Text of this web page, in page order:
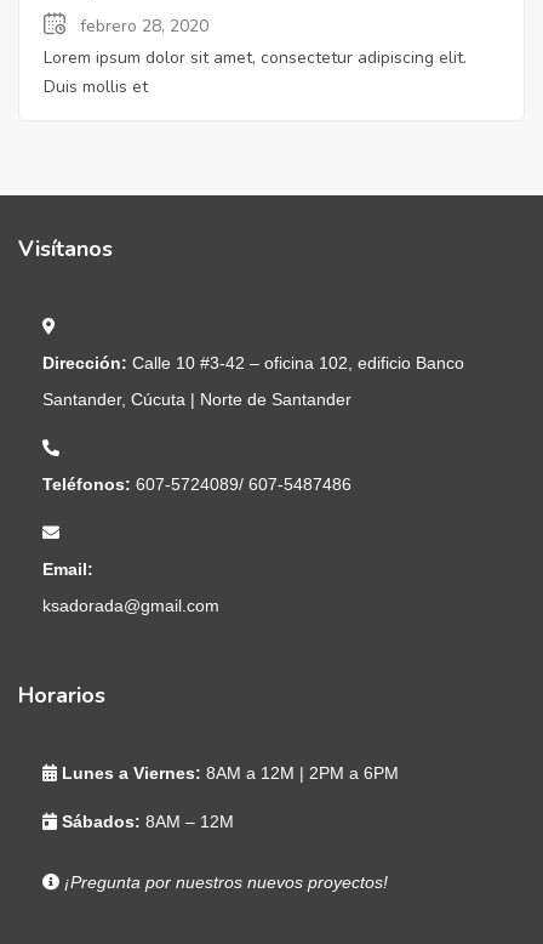
febrero 28, 2020
Lorem ipsum dolor sit amet, consectetur adipiscing elit.
Duis mollis et
Visítanos
Dirección: Calle 10 #3-42 – oficina 102, edificio Banco
Santander, Cúcuta | Norte de Santander
Teléfonos: 607-5724089/ 607-5487486
Email:
ksadorada@gmail.com
Horarios
Lunes a Viernes: 8AM a 12M | 2PM a 6PM
Sábados: 8AM – 12M
¡Pregunta por nuestros nuevos proyectos!